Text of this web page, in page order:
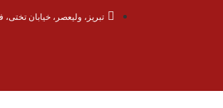
تبریز، ولیعصر، خیابان